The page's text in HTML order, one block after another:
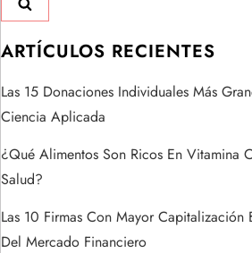
i
ó
n
d
e
e
ARTÍCULOS RECIENTES
Las 15 Donaciones Individuales Más
Ciencia Aplicada
¿Qué Alimentos Son Ricos En Vitamina
Salud?
Las 10 Firmas Con Mayor Capitalización
Del Mercado Financiero